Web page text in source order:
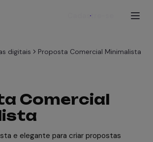
Cadastre-se
digitais Proposta Comercial Minimalista
Comercial
e elegante para criar propostas